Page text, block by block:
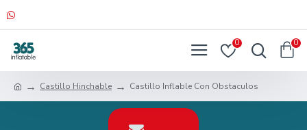
0 0
Castillo Hinchable Castillo Inflable Con Obstaculos